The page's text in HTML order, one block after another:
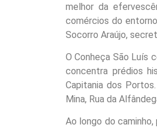
melhor da
comércios do
Socorro Araújo,
O Conheça São Luís
concentra prédios
Capitania dos
Mina, Rua da
Ao longo do